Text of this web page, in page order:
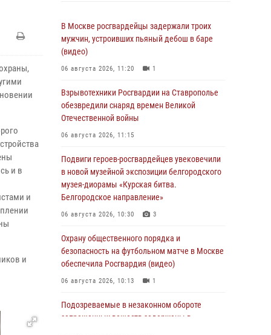
и в
и
и
В Москве росгвардейцы задержали троих
мужчин, устроивших пьяный дебош в баре
(видео)
06 августа 2026, 11:20 1
Взрывотехники Росгвардии на Ставрополье
обезвредили снаряд времен Великой
Отечественной войны
06 августа 2026, 11:15
Подвиги героев‑росгвардейцев увековечили
в новой музейной экспозиции белгородского
музея‑диорамы «Курская битва.
Белгородское направление»
06 августа 2026, 10:30 3
Охрану общественного порядка и
безопасность на футбольном матче в Москве
обеспечила Росгвардия (видео)
06 августа 2026, 10:13 1
Подозреваемые в незаконном обороте
запрещенных веществ задержаны в